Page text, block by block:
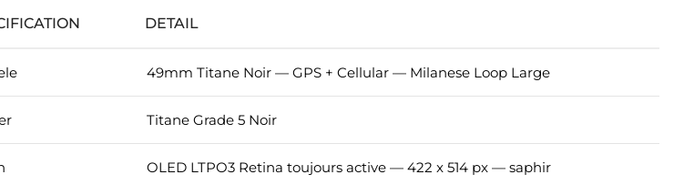
DETAIL
49mm Titane Noir — GPS + Cellular — Milanese Loop Large
Titane Grade 5 Noir
OLED LTPO3 Retina toujours active — 422 x 514 px — saphir